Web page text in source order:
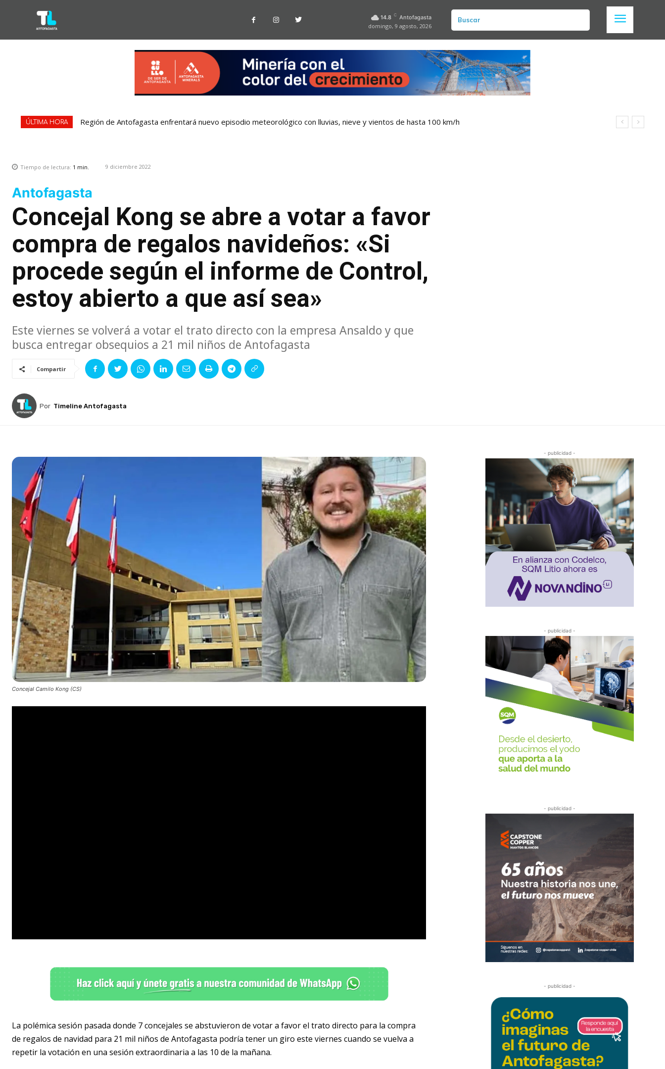
14.8 C Antofagasta
domingo, 9 agosto, 2026
Buscar
ÚLTIMA HORA Región de Antofagasta enfrentará nuevo episodio meteorológico con lluvias, nieve y vientos de hasta 100 km/h
Tiempo de lectura: 1 min. 9 diciembre 2022
Antofagasta
Concejal Kong se abre a votar a favor
compra de regalos navideños: «Si
procede según el informe de Control,
estoy abierto a que así sea»
Este viernes se volverá a votar el trato directo con la empresa Ansaldo y que
busca entregar obsequios a 21 mil niños de Antofagasta
Compartir
Por Timeline Antofagasta
Concejal Camilo Kong (CS)
La polémica sesión pasada donde 7 concejales se abstuvieron de votar a favor el trato directo para la compra
de regalos de navidad para 21 mil niños de Antofagasta podría tener un giro este viernes cuando se vuelva a
repetir la votación en una sesión extraordinaria a las 10 de la mañana.
- publicidad -
- publicidad -
- publicidad -
- publicidad -